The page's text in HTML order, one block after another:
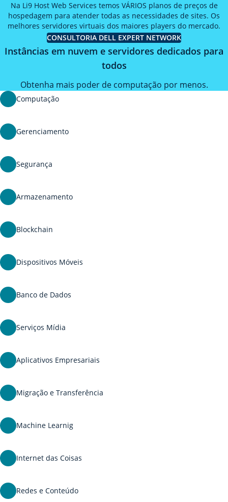
Na Li9 Host Web Services temos VÁRIOS planos de preços de
hospedagem para atender todas as necessidades de sites. Os
melhores servidores virtuais dos maiores players do mercado.
CONSULTORIA DELL EXPERT NETWORK
Instâncias em nuvem e servidores dedicados para
todos
Obtenha mais poder de computação por menos.
Computação
Gerenciamento
Segurança
Armazenamento
Blockchain
Dispositivos Móveis
Banco de Dados
Serviços Mídia
Aplicativos Empresariais
Migração e Transferência
Machine Learnig
Internet das Coisas
Redes e Conteúdo